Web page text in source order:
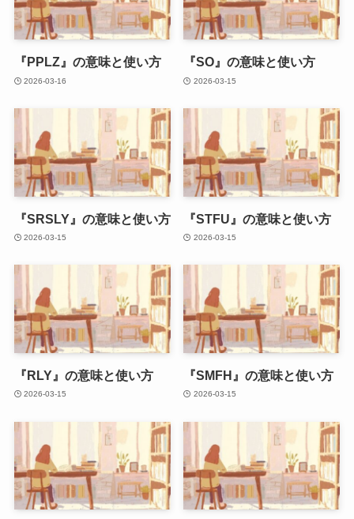
『PPLZ』の意味と使い方
2026-03-16
『SO』の意味と使い方
2026-03-15
『SRSLY』の意味と使い方
2026-03-15
『STFU』の意味と使い方
2026-03-15
『RLY』の意味と使い方
2026-03-15
『SMFH』の意味と使い方
2026-03-15